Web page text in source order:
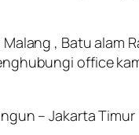
, Batu alam
office
– Jakarta Timur